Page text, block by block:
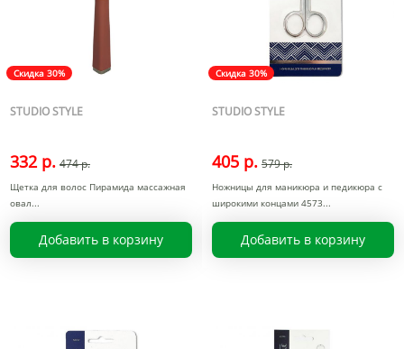
Скидка 30%
STUDIO STYLE
332 р. 474 р.
Щетка для волос Пирамида массажная
овал
Добавить в корзину
Скидка 30%
STUDIO STYLE
405 р. 579 р.
Ножницы для маникюра и педикюра с
широкими концами 4573
Добавить в корзину